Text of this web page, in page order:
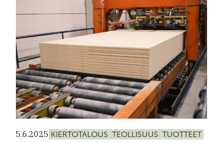
5.6.2025 KIERTOTALOUS TEOLLISUUS TUOTTEET